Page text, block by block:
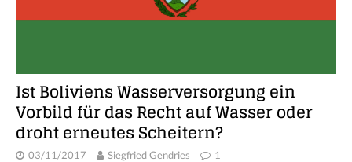
Ist Boliviens Wasserversorgung ein
Vorbild für das Recht auf Wasser oder
droht erneutes Scheitern?
03/11/2017 Siegfried Gendries 1